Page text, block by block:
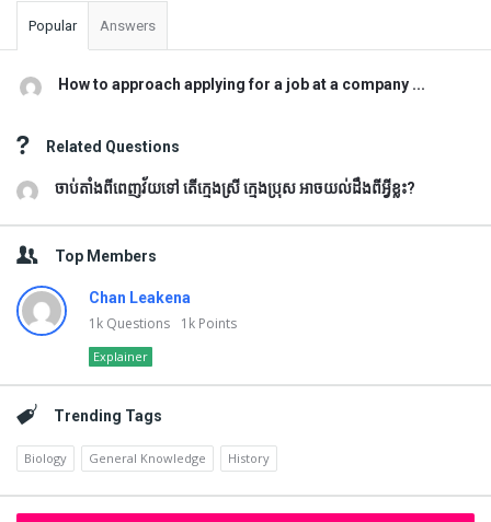
Popular Answers
How to approach applying for a job at a company ...
Related Questions
ចាប់តាំងពីពេញវ័យទៅ តើក្មេងស្រី ក្មេងប្រុស អាចយល់ដឹងពីអ្វីខ្លះ?
Top Members
Chan Leakena
1k Questions 1k Points
Explainer
Trending Tags
Biology General Knowledge History